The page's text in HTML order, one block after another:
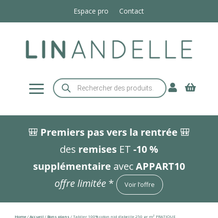
Espace pro Contact
Recherche
de
produits
 
🎒 Premiers pas vers la rentrée 🎒
des remisesET -10 %
supplémentaire avecAPPART10
offre limitée * Voir l’offre
Home/Accueil / Bons plans / Tablier 100% coton nid d’abeille 250 gr m² PRATIQUE